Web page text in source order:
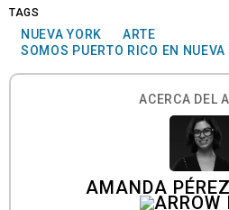
TAGS
NUEVA YORK
ARTE
SOMOS PUERTO RICO EN NUEVA
ACERCA DEL
AMANDA